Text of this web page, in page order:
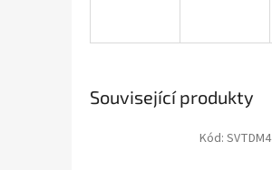
Související produkty
Kód: SVTDM4